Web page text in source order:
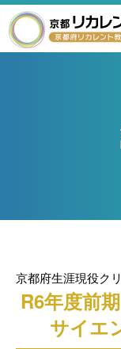
京都府生涯現役ク
R6年度前
サイエ